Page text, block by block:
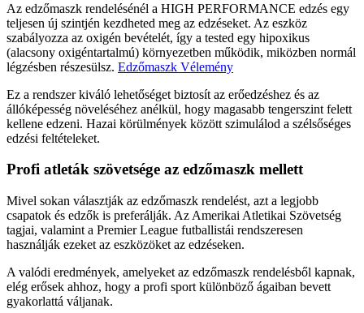
Az edzőmaszk rendelésénél a HIGH PERFORMANCE edzés egy
teljesen új szintjén kezdheted meg az edzéseket. Az eszköz
szabályozza az oxigén bevételét, így a tested egy hipoxikus
(alacsony oxigéntartalmú) környezetben működik, miközben normál
légzésben részesülsz. Edzőmaszk Vélemény
Ez a rendszer kiváló lehetőséget biztosít az erőedzéshez és az
állóképesség növeléséhez anélkül, hogy magasabb tengerszint felett
kellene edzeni. Hazai körülmények között szimulálod a szélsőséges
edzési feltételeket.
Profi atleták szövetsége az edzőmaszk mellett
Mivel sokan választják az edzőmaszk rendelést, azt a legjobb
csapatok és edzők is preferálják. Az Amerikai Atletikai Szövetség
tagjai, valamint a Premier League futballistái rendszeresen
használják ezeket az eszközöket az edzéseken.
A valódi eredmények, amelyeket az edzőmaszk rendelésből kapnak,
elég erősek ahhoz, hogy a profi sport különböző ágaiban bevett
gyakorlattá váljanak.